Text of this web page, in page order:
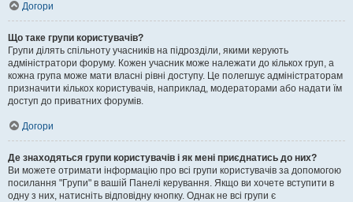
Догори
Що таке групи користувачів?
Групи ділять спільноту учасників на підрозділи, якими керують
адміністратори форуму. Кожен учасник може належати до кількох груп, а
кожна група може мати власні рівні доступу. Це полегшує адміністраторам
призначити кількох користувачів, наприклад, модераторами або надати їм
доступ до приватних форумів.
Догори
Де знаходяться групи користувачів і як мені приєднатись до них?
Ви можете отримати інформацію про всі групи користувачів за допомогою
посилання "Групи" в вашій Панелі керування. Якщо ви хочете вступити в
одну з них, натисніть відповідну кнопку. Однак не всі групи є